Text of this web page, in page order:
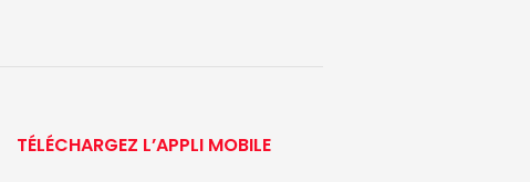
TÉLÉCHARGEZ L’APPLI MOBILE